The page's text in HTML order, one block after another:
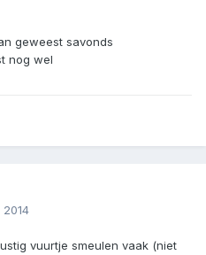
geweest savonds
nog wel
vuurtje smeulen vaak (niet